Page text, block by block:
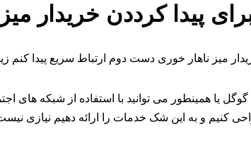
پیدا کرددن
خریدار میز ناهار خوری دست دوم ارتباط سریع
کنیم و به این شک خدمات را ارائه دهیم نیازی